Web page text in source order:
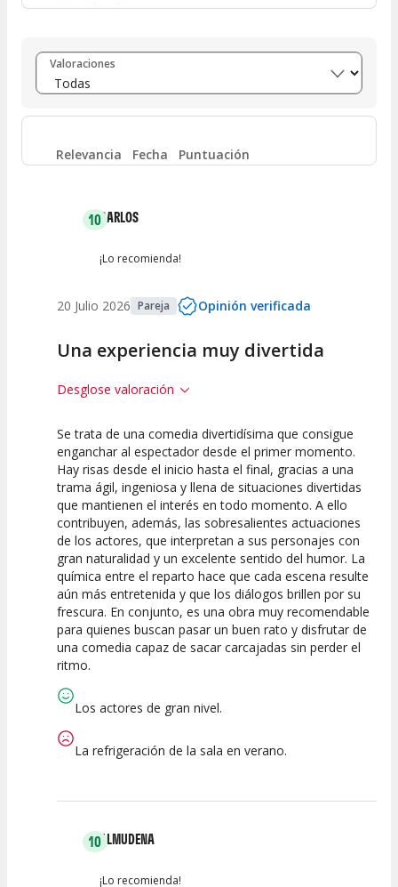
Entre 8 y 10 (1675)
Entre 6 y 8 (168)
Entre 4 y 6 70
Valoraciones
Relevancia Fecha Puntuación
10CARLOS
¡Lo recomienda!
20 Julio 2026 Pareja Opinión verificada
Una experiencia muy divertida
Desglose valoración
10
Calidad del
Espectáculo
10
Puesta en
Escena
10
Interpretación
artística
Se trata de una comedia divertidísima que consigue
enganchar al espectador desde el primer momento.
Hay risas desde el inicio hasta el final, gracias a una
trama ágil, ingeniosa y llena de situaciones divertidas
que mantienen el interés en todo momento. A ello
contribuyen, además, las sobresalientes actuaciones
de los actores, que interpretan a sus personajes con
gran naturalidad y un excelente sentido del humor. La
química entre el reparto hace que cada escena resulte
aún más entretenida y que los diálogos brillen por su
frescura. En conjunto, es una obra muy recomendable
para quienes buscan pasar un buen rato y disfrutar de
una comedia capaz de sacar carcajadas sin perder el
ritmo.
Los actores de gran nivel.
La refrigeración de la sala en verano.
10ALMUDENA
¡Lo recomienda!